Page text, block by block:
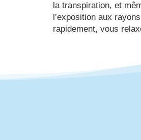
la transpiration, et
l’exposition aux
rapidement, vous